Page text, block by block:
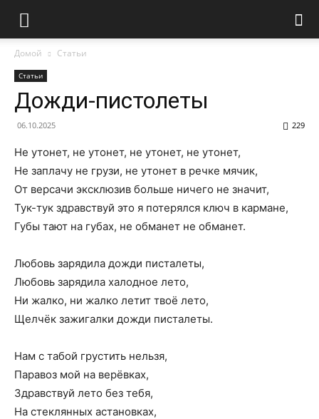
Домой Статьи
Статьи
Дожди-пистолеты
06.10.2025 229
Не утонет, не утонет, не утонет, не утонет,
Не заплачу не грузи, не утонет в речке мячик,
От версачи эксклюзив больше ничего не значит,
Тук-тук здравствуй это я потерялся ключ в кармане,
Губы тают на губах, не обманет не обманет.
Любовь зарядила дожди писталеты,
Любовь зарядила халодное лето,
Ни жалко, ни жалко летит твоё лето,
Щелчёк зажигалки дожди писталеты.
Нам с табой грустить нельзя,
Паравоз мой на верёвках,
Здравствуй лето без тебя,
На стеклянных астановках,